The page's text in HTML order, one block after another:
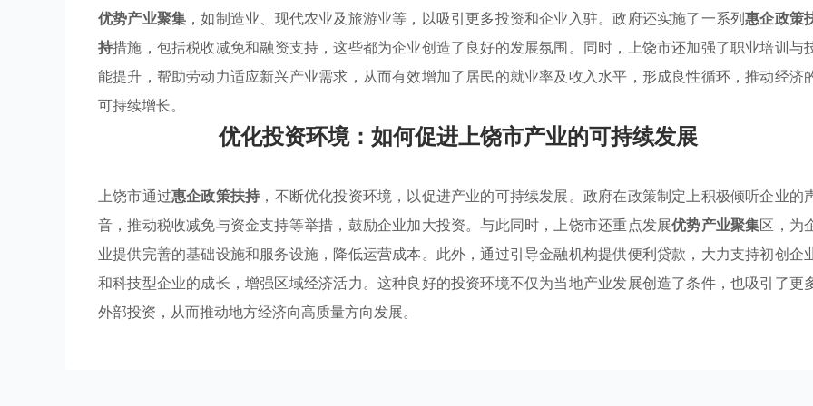
优势产业聚集 ，如制造业、现代农业及旅游业等，以吸引更多投资和企业入驻。政府还实施了一系列惠企政策
持措施，包括税收减免和融资支持，这些都为企业创造了良好的发展氛围。同时，上饶市还加强了职业培训与
能提升，帮助劳动力适应新兴产业需求，从而有效增加了居民的就业率及收入水平，形成良性循环，推动经济
可持续增长。
优化投资环境：如何促进上饶市产业的可持续发展
上饶市通过惠企政策扶持 ，不断优化投资环境，以促进产业的可持续发展。政府在政策制定上积极倾听企业的
音，推动税收减免与资金支持等举措，鼓励企业加大投资。与此同时，上饶市还重点发展优势产业聚集区，为
业提供完善的基础设施和服务设施，降低运营成本。此外，通过引导金融机构提供便利贷款，大力支持初创企
和科技型企业的成长，增强区域经济活力。这种良好的投资环境不仅为当地产业发展创造了条件，也吸引了更
外部投资，从而推动地方经济向高质量方向发展。